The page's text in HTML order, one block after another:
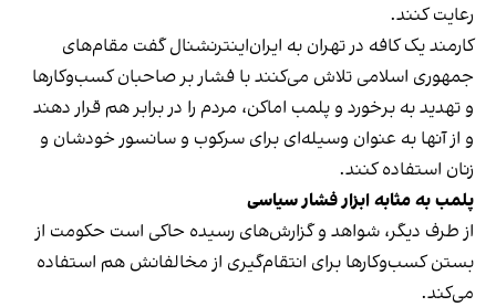
رعایت کنند.
کارمند یک کافه در تهران به ایران‌اینترنشنال گفت مقام‌های
جمهوری اسلامی تلاش می‌کنند با فشار بر صاحبان کسب‌وکارها
و تهدید به برخورد و پلمب اماکن، مردم را در برابر هم قرار دهند
و از آنها به عنوان وسیله‌ای برای سرکوب و سانسور خودشان و
زنان استفاده کنند.
پلمب به مثابه ابزار فشار سیاسی
از طرف دیگر، شواهد و گزارش‌های رسیده حاکی است حکومت از
بستن کسب‌وکارها برای انتقام‌گیری از مخالفانش هم استفاده
می‌کند.